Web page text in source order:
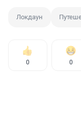
Локдаун
0 0